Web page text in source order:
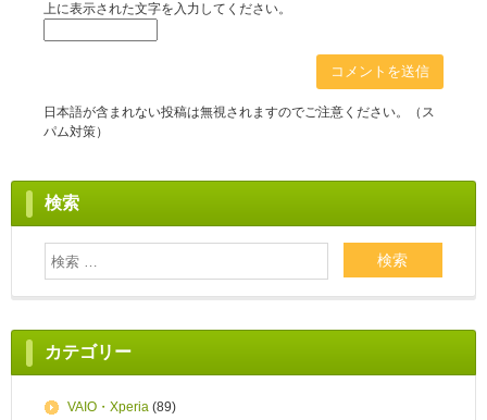
上に表示された文字を入力してください。
日本語が含まれない投稿は無視されますのでご注意ください。（ス
パム対策）
検索
カテゴリー
VAIO・Xperia (89)